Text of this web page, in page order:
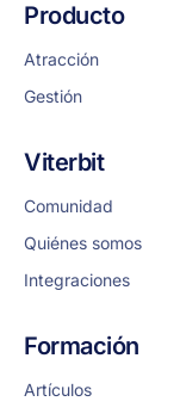
Producto
Atracción
Gestión
Viterbit
Comunidad
Quiénes somos
Integraciones
Formación
Artículos